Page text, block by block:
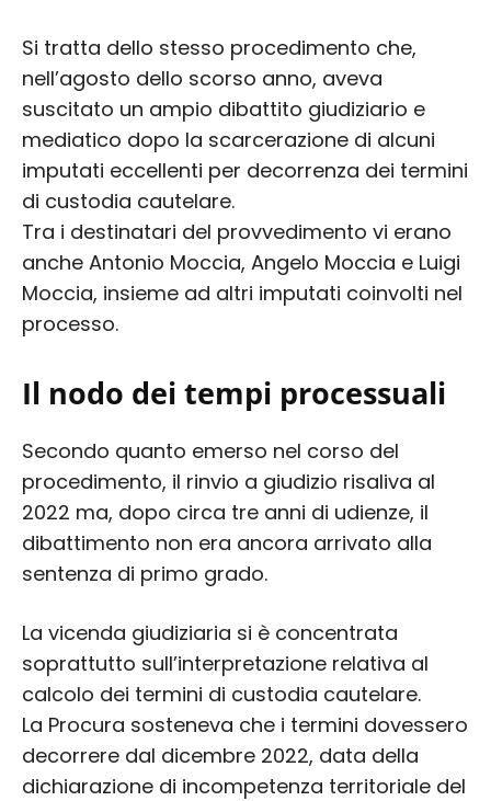
Si tratta dello stesso procedimento che,
nell’agosto dello scorso anno, aveva
suscitato un ampio dibattito giudiziario e
mediatico dopo la scarcerazione di alcuni
imputati eccellenti per decorrenza dei termini
di custodia cautelare.
Tra i destinatari del provvedimento vi erano
anche Antonio Moccia, Angelo Moccia e Luigi
Moccia, insieme ad altri imputati coinvolti nel
processo.
Il nodo dei tempi processuali
Secondo quanto emerso nel corso del
procedimento, il rinvio a giudizio risaliva al
2022 ma, dopo circa tre anni di udienze, il
dibattimento non era ancora arrivato alla
sentenza di primo grado.
La vicenda giudiziaria si è concentrata
soprattutto sull’interpretazione relativa al
calcolo dei termini di custodia cautelare.
La Procura sosteneva che i termini dovessero
decorrere dal dicembre 2022, data della
dichiarazione di incompetenza territoriale del